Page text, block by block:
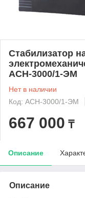
Стабилизатор
АСН-3000/1-ЭМ
Нет в наличии
Код: ACH-3000/1-ЭМ
667 000 ₸
Описание
Описание